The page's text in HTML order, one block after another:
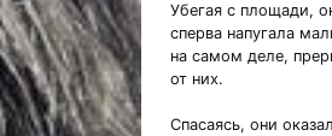
Убегая с площади,
сперва напугала
на самом деле,
от них.
Спасаясь, они